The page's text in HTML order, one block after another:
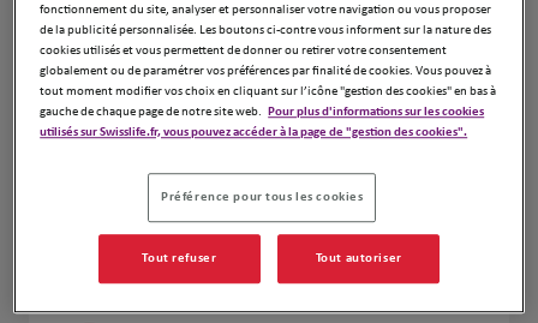
3
11.71
km
Nancy Brusselle et Stephane
Thourigny
71 Boulevard Watteau
59300 Valenciennes
Numéro
Voir plus
fonctionnement du site, analyser et personnaliser votre navigation ou vous proposer
de la publicité personnalisée. Les boutons ci-contre vous informent sur la nature des
cookies utilisés et vous permettent de donner ou retirer votre consentement
globalement ou de paramétrer vos préférences par finalité de cookies. Vous pouvez à
tout moment modifier vos choix en cliquant sur l’icône "gestion des cookies" en bas à
gauche de chaque page de notre site web. Pour plus d'informations sur les cookies
utilisés sur Swisslife.fr, vous pouvez accéder à la page de "gestion des cookies".
Préférence pour tous les cookies
Tout refuser Tout autoriser